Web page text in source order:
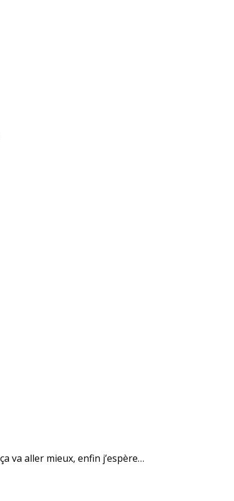
va aller mieux, enfin j’espère…